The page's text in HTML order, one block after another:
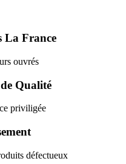
La France
ouvrés
Qualité
priviligée
défectueux